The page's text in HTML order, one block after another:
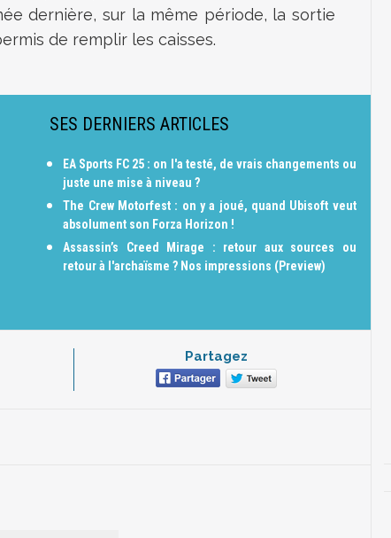
dernière, sur la même période, la sortie
de remplir les caisses.
SES DERNIERS ARTICLES
EA Sports FC 25 : on l'a testé, de vrais changements ou
juste une mise à niveau ?
The Crew Motorfest : on y a joué, quand Ubisoft veut
absolument son Forza Horizon !
Assassin’s Creed Mirage : retour aux sources ou
retour à l'archaïsme ? Nos impressions (Preview)
Partagez